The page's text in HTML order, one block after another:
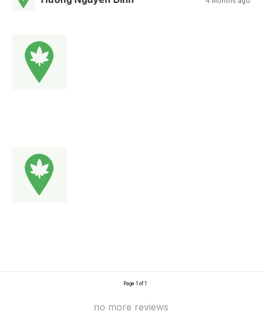
Page 1 of 1
no more reviews